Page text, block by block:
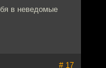
в неведомые
# 17